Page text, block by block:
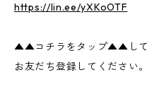
https://lin.ee/yXKoOTF
▲▲コチラをタップ▲▲して
お友だち登録してください。